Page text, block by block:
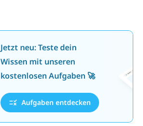
Jetzt neu: Teste dein
Wissen mit unseren
kostenlosen Aufgaben 🚀
Aufgaben entdecken